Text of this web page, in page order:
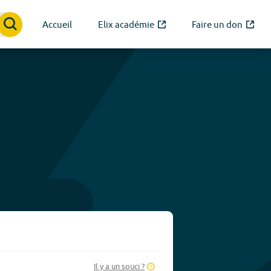
Accueil Elix académie Faire un don
Il y a un souci ?